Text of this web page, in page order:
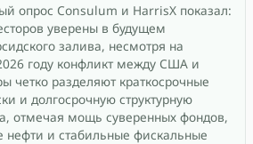
опрос Consulum и HarrisX показал:
уверены в будущем
залива, несмотря на
году конфликт между США и
четко разделяют краткосрочные
и долгосрочную структурную
отмечая мощь суверенных фондов,
и стабильные фискальные